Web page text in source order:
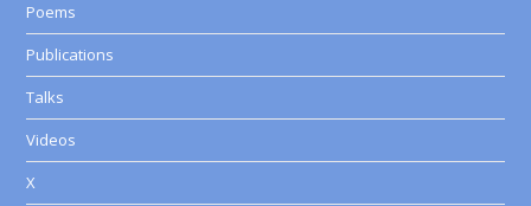
Poems
Publications
Talks
Videos
X